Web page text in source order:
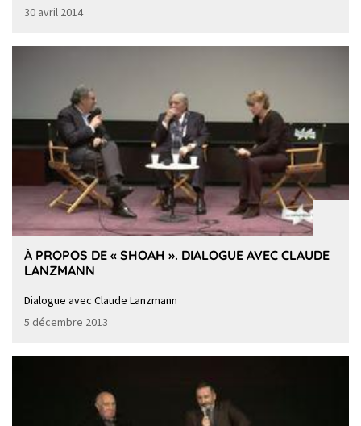
30 avril 2014
À PROPOS DE « SHOAH ». DIALOGUE AVEC CLAUDE
LANZMANN
Dialogue avec Claude Lanzmann
5 décembre 2013